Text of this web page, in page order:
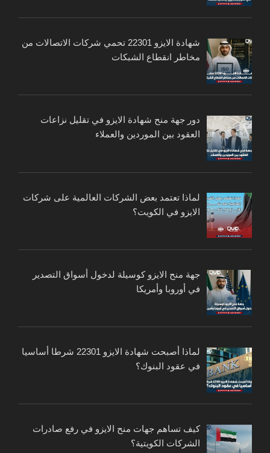
شهادة الايزو 22301 تحمي شركات الاتصالات من
مخاطر انقطاع الشبكات
دور جهة منح شهادة الايزو في تقليل نزاعات
العقود بين الموردين والعملاء
لماذا تعتمد بعض الشركات العالمية على شركات
الايزو في الكويت؟
جهة منح الايزو كوسيلة لدخول أسواق التصدير
في أوروبا وأمريكا
لماذا أصبحت شهادة الايزو 22301 شرطا أساسيا
في عقود البنوك؟
كيف تساهم جهات منح الايزو في رفع صادرات
الشركات الكويتية؟